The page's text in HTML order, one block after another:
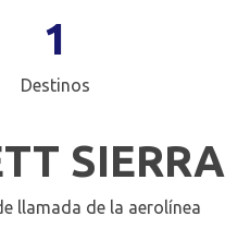
1
Destinos
SIERRA
llamada de la aerolínea